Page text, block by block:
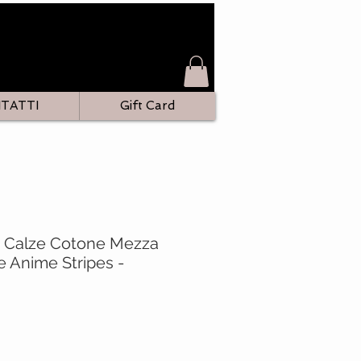
Gift Card
Cotone Mezza
Anime Stripes -